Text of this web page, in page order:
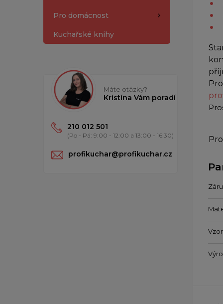
Pro domácnost
Kuchařské knihy
Máte otázky?
Kristína Vám poradí
210 012 501
(Po - Pá: 9:00 - 12:00 a 13:00 - 16:30)
profikuchar@profikuchar.cz
Vzor